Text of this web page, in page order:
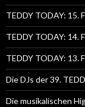
TEDDY TODAY: 15.
TEDDY TODAY: 14.
TEDDY TODAY: 13.
Die DJs der 39.
Die musikalischen